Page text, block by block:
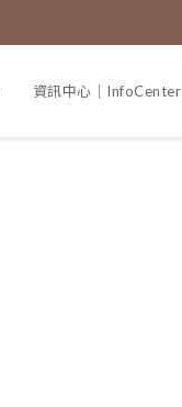
資訊中心｜InfoCenter